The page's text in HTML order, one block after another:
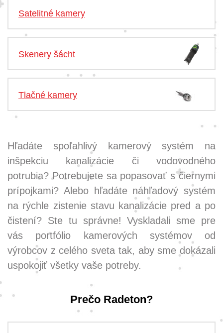
Satelitné kamery
Skenery šácht
Tlačné kamery
Hľadáte spoľahlivý kamerový systém na
inšpekciu kanalizácie či vodovodného
potrubia? Potrebujete sa popasovať s čiernymi
prípojkami? Alebo hľadáte náhľadový systém
na rýchle zistenie stavu kanalizácie pred a po
čistení? Ste tu správne! Vyskladali sme pre
vás portfólio kamerových systémov od
výrobcov z celého sveta tak, aby sme dokázali
uspokojiť všetky vaše potreby.
Prečo Radeton?